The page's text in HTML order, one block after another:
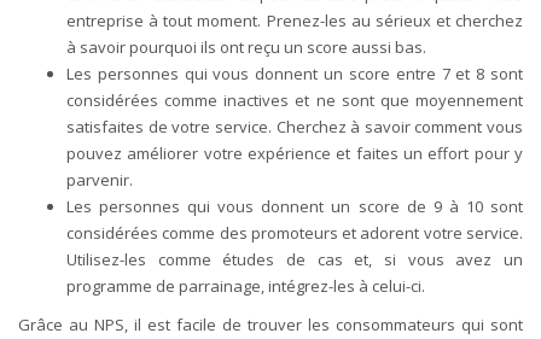
entreprise à tout moment. Prenez-les au sérieux et cherchez
à savoir pourquoi ils ont reçu un score aussi bas.
Les personnes qui vous donnent un score entre 7 et 8 sont
considérées comme inactives et ne sont que moyennement
satisfaites de votre service. Cherchez à savoir comment vous
pouvez améliorer votre expérience et faites un effort pour y
parvenir.
Les personnes qui vous donnent un score de 9 à 10 sont
considérées comme des promoteurs et adorent votre service.
Utilisez-les comme études de cas et, si vous avez un
programme de parrainage, intégrez-les à celui-ci.
Grâce au NPS, il est facile de trouver les consommateurs qui sont